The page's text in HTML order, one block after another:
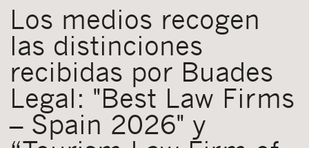
Los medios recogen
las distinciones
recibidas por Buades
Legal: "Best Law Firms
– Spain 2026" y